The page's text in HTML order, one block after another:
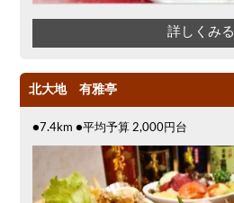
詳しくみる
北大地 有雅亭
●7.4km ●平均予算 2,000円台